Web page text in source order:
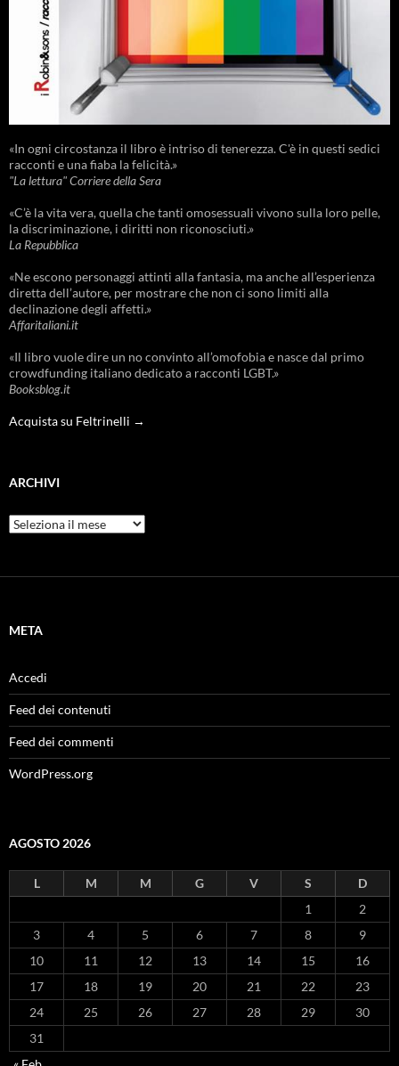
«In ogni circostanza il libro è intriso di tenerezza. C'è in questi sedici
racconti e una fiaba la felicità.»
"La lettura" Corriere della Sera
«C’è la vita vera, quella che tanti omosessuali vivono sulla loro pelle,
la discriminazione, i diritti non riconosciuti.»
La Repubblica
«Ne escono personaggi attinti alla fantasia, ma anche all’esperienza
diretta dell’autore, per mostrare che non ci sono limiti alla
declinazione degli affetti.»
Affaritaliani.it
«Il libro vuole dire un no convinto all’omofobia e nasce dal primo
crowdfunding italiano dedicato a racconti LGBT.»
Booksblog.it
Acquista su Feltrinelli →
ARCHIVI
Archivi
META
Accedi
Feed dei contenuti
Feed dei commenti
WordPress.org
AGOSTO 2026
L M M G V S
D
1
2
3
4 5 6 7 8
9
10
11 12 13 14 15
16
17
18 19 20 21 22
23
24
25 26 27 28 29
30
31